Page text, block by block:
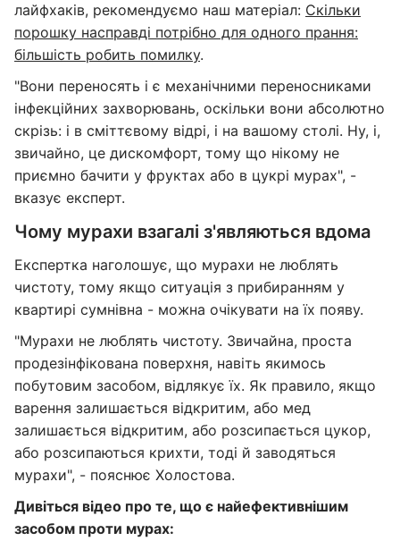
лайфхаків, рекомендуємо наш матеріал: Скільки
порошку насправді потрібно для одного прання:
більшість робить помилку.
"Вони переносять і є механічними переносниками
інфекційних захворювань, оскільки вони абсолютно
скрізь: і в сміттєвому відрі, і на вашому столі. Ну, і,
звичайно, це дискомфорт, тому що нікому не
приємно бачити у фруктах або в цукрі мурах", -
вказує експерт.
Чому мурахи взагалі з'являються вдома
Експертка наголошує, що мурахи не люблять
чистоту, тому якщо ситуація з прибиранням у
квартирі сумнівна - можна очікувати на їх появу.
"Мурахи не люблять чистоту. Звичайна, проста
продезінфікована поверхня, навіть якимось
побутовим засобом, відлякує їх. Як правило, якщо
варення залишається відкритим, або мед
залишається відкритим, або розсипається цукор,
або розсипаються крихти, тоді й заводяться
мурахи", - пояснює Холостова.
Дивіться відео про те, що є найефективнішим
засобом проти мурах: